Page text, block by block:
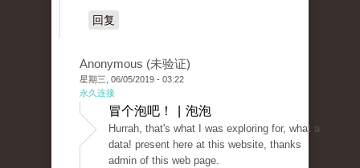
回复
Anonymous (未验证)
星期三, 06/05/2019 - 03:22
永久连接
冒个泡吧！ | 泡泡
Hurrah, that's what I was exploring for, what a
data! present here at this website, thanks
admin of this web page.